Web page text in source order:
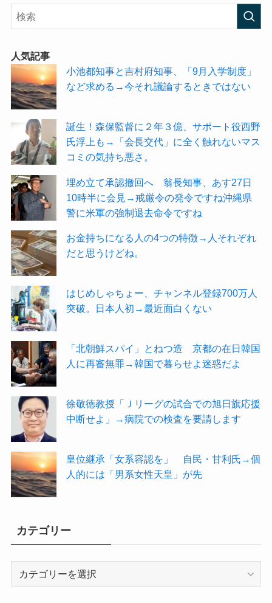
人気記事
小池都知事と吉村府知事、「9月入学制度」
など求める→今それ議論するときではない
誕生！森保監督に２年３億、サポート役西野
氏浮上も→「会長交代」に全く触れないマス
コミの気持ち悪さ。
埋め立て承認撤回へ 翁長知事、あす27日
10時半に会見→戒厳令の発令ですね沖縄県
警に米軍の強制退去命令ですね
お金持ちになる人の4つの特徴→人それぞれ
だと思うけどね。
はじめしゃちょー、チャンネル登録700万人
突破。日本人初→最近面白くない
「北朝鮮スパイ」とねつ造 京都の在日韓国
人に再審無罪→韓国で暮らせよ迷惑だよ
徐敬徳教授「Ｊリーグの試合での旭日旗応援
中断せよ」→病院での検査を要請します
皇位継承「女系容認を」 自民・甘利氏→個
人的には「男系女性天皇」が先
カテゴリー